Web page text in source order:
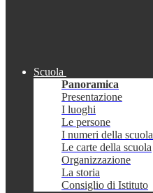
Scuola
Panoramica
Presentazione
I luoghi
Le persone
I numeri della scuola
Le carte della scuola
Organizzazione
La storia
Consiglio di Istituto